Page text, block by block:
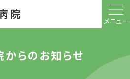
メニュー
からのお知らせ